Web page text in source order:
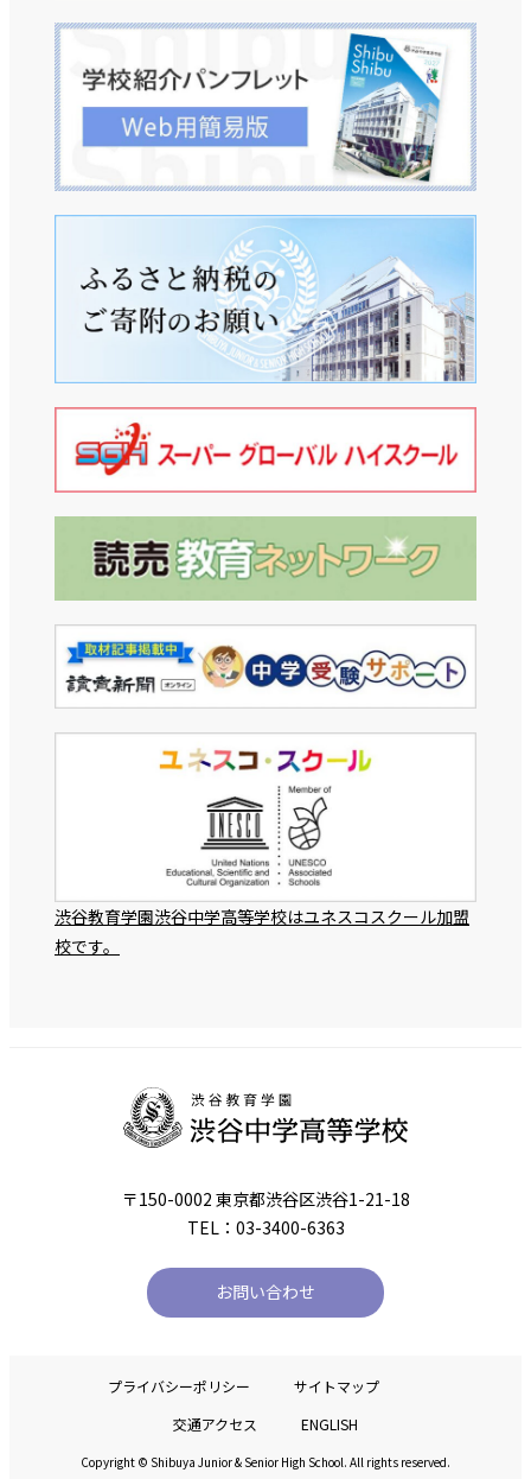
渋谷教育学園渋谷中学高等学校はユネスコスクール加盟
校です。
〒150-0002 東京都渋谷区渋谷1-21-18
TEL：03-3400-6363
お問い合わせ
プライバシーポリシー
サイトマップ
交通アクセス
ENGLISH
Copyright © Shibuya Junior & Senior High School. All rights reserved.